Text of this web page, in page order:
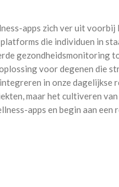
apps zich ver uit
die individuen in
gezondheidsmonitoring
voor degenen die
in onze dagelijkse
maar het cultiveren
apps en begin aan een